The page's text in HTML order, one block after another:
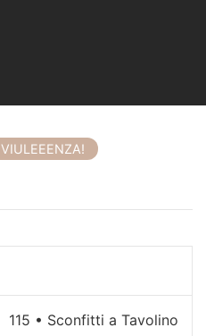
VIULEEENZA!
115 • Sconfitti a Tavolino